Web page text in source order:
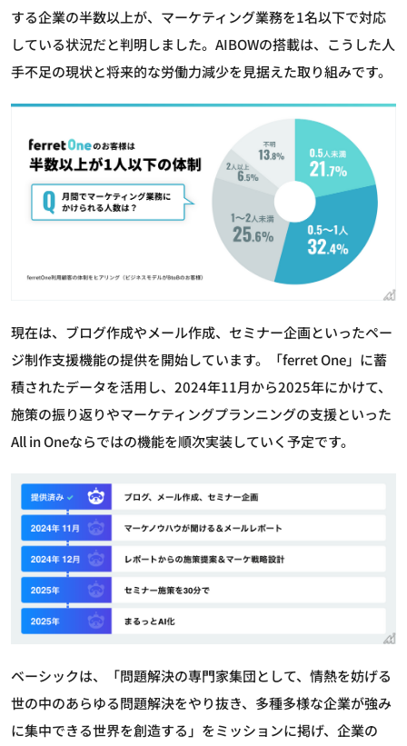
する企業の半数以上が、マーケティング業務を1名以下で対応
している状況だと判明しました。AIBOWの搭載は、こうした人
手不足の現状と将来的な労働力減少を見据えた取り組みです。
現在は、ブログ作成やメール作成、セミナー企画といったペー
ジ制作支援機能の提供を開始しています。「ferret One」に蓄
積されたデータを活用し、2024年11月から2025年にかけて、
施策の振り返りやマーケティングプランニングの支援といった
All in Oneならではの機能を順次実装していく予定です。
ベーシックは、「問題解決の専門家集団として、情熱を妨げる
世の中のあらゆる問題解決をやり抜き、多種多様な企業が強み
に集中できる世界を創造する」をミッションに掲げ、企業の